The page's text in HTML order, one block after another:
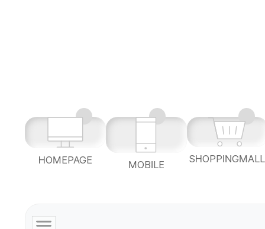
HOMEPAGE MOBILE SHOPPINGMALL